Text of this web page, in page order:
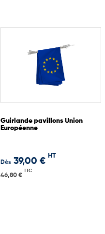
Guirlande pavillons Union
Européenne
Dès 39,00 €
HT
46,80 €
TTC